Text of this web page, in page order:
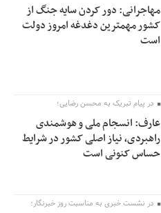
مهاجرانی: دور کردن سایه جنگ از
کشور مهمترین دغدغه امروز دولت
است
در پیام تبریک به محسن رضایی؛
عارف: انسجام ملی و هوشمندی
راهبردی، نیاز اصلی کشور در شرایط
حساس کنونی است
در نشست خبری به مناسبت روز خبرنگار؛